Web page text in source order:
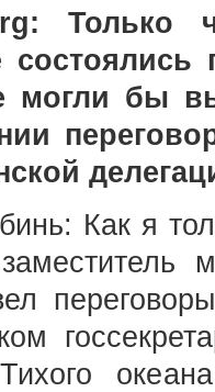
состоялись
бы вы
Как я